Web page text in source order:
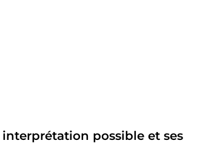
possible et ses